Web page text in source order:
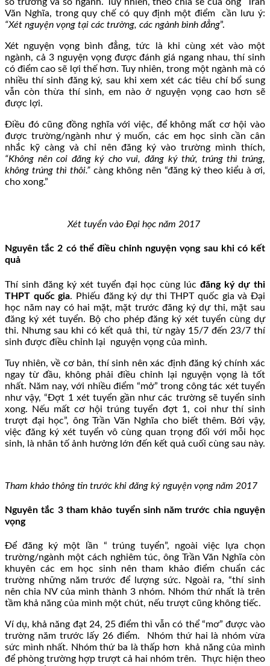
Văn Nghĩa, trong quy chế có quy định một điểm cần lưu ý:
“Xét nguyện vọng tại các trường, các ngành bình đẳng”.
Xét nguyện vọng bình đẳng, tức là khi cùng xét vào một
ngành, cả 3 nguyện vọng được đánh giá ngang nhau, thí sinh
có điểm cao sẽ lợi thế hơn. Tuy nhiên, trong một ngành mà có
nhiều thí sinh đăng ký, sau khi xem xét các tiêu chí bổ sung
vẫn còn thừa thí sinh, em nào ở nguyện vọng cao hơn sẽ
được lợi.
Điều đó cũng đồng nghĩa với việc, để không mất cơ hội vào
được trường/ngành như ý muốn, các em học sinh cần cân
nhắc kỹ càng và chỉ nên đăng ký vào trường mình thích,
“Không nên coi đăng ký cho vui, đăng ký thử, trúng thì trúng,
không trúng thì thôi.” càng không nên “đăng ký theo kiểu à ơi,
cho xong.”
Xét tuyển vào Đại học năm 2017
Nguyên tắc 2 có thể điều chỉnh nguyện vọng sau khi có kết
quả
Thí sinh đăng ký xét tuyển đại học cùng lúcđăng ký dự thi
THPT quốc gia. Phiếu đăng ký dự thi THPT quốc gia và Đại
học năm nay có hai mặt, mặt trước đăng ký dự thi, mặt sau
đăng ký xét tuyển. Bộ cho phép đăng ký xét tuyển cùng dự
thi. Nhưng sau khi có kết quả thi, từ ngày 15/7 đến 23/7 thí
sinh được điều chỉnh lại nguyện vọng của mình.
Tuy nhiên, về cơ bản, thí sinh nên xác định đăng ký chính xác
ngay từ đầu, không phải điều chỉnh lại nguyện vọng là tốt
nhất. Năm nay, với nhiều điểm “mở” trong công tác xét tuyển
như vậy, “Đợt 1 xét tuyển gần như các trường sẽ tuyển sinh
xong. Nếu mất cơ hội trúng tuyển đợt 1, coi như thí sinh
trượt đại học”, ông Trần Văn Nghĩa cho biết thêm. Bởi vậy,
việc đăng ký xét tuyển vô cùng quan trọng đối với mỗi học
sinh, là nhân tố ảnh hưởng lớn đến kết quả cuối cùng sau này.
Tham khảo thông tin trước khi đăng ký nguyện vọng năm 2017
Nguyên tắc 3 tham khảo tuyển sinh năm trước chia nguyện
vọng
Để đăng ký một lần “ trúng tuyển”, ngoài việc lựa chọn
trường/ngành một cách nghiêm túc, ông Trần Văn Nghĩa còn
khuyên các em học sinh nên tham khảo điểm chuẩn các
trường những năm trước để lượng sức. Ngoài ra, “thí sinh
nên chia NV của mình thành 3 nhóm. Nhóm thứ nhất là trên
tầm khả năng của mình một chút, nếu trượt cũng không tiếc.
Ví dụ, khả năng đạt 24, 25 điểm thì vẫn có thể “mơ” được vào
trường năm trước lấy 26 điểm. Nhóm thứ hai là nhóm vừa
sức mình nhất. Nhóm thứ ba là thấp hơn khả năng của mình
để phòng trường hợp trượt cả hai nhóm trên. Thực hiện theo